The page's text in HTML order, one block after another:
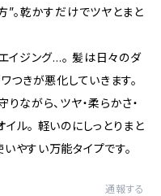
”。乾かすだけでツヤとまと
イジング…。 髪は日々のダ
つきが悪化していきます。
ながら、ツヤ・柔らかさ・
ル。 軽いのにしっとりまと
やすい万能タイプです。
通報する